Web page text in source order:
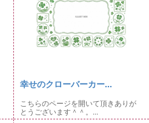
幸せのクローバーカー...
こちらのページを開いて頂きありが
とうございます＾＾。...